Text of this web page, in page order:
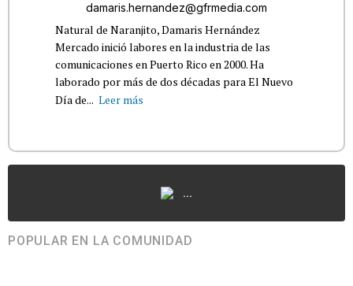
damaris.hernandez@gfrmedia.com
Natural de Naranjito, Damaris Hernández
Mercado inició labores en la industria de las
comunicaciones en Puerto Rico en 2000. Ha
laborado por más de dos décadas para El Nuevo
Día de... Leer más
...
POPULAR EN LA COMUNIDAD